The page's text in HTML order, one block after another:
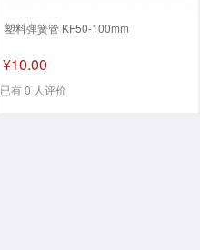
塑料弹簧管 KF50-100mm
¥10.00
已有 0 人评价